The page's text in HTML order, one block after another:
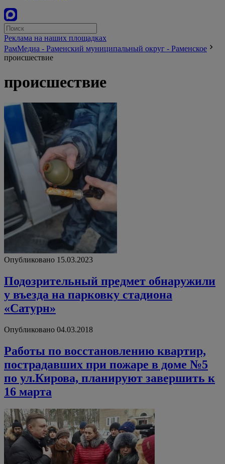
Реклама на наших площадках
РамМедиа - Раменский муниципальный округ - Раменское
происшествие
происшествие
Опубликовано 15.03.2023
Подозрительный предмет обнаружили
у въезда на парковку стадиона
«Сатурн»
Опубликовано 04.03.2018
Работы по восстановлению квартир,
пострадавших при пожаре в доме №5
по ул.Кирова, планируют завершить к
16 марта